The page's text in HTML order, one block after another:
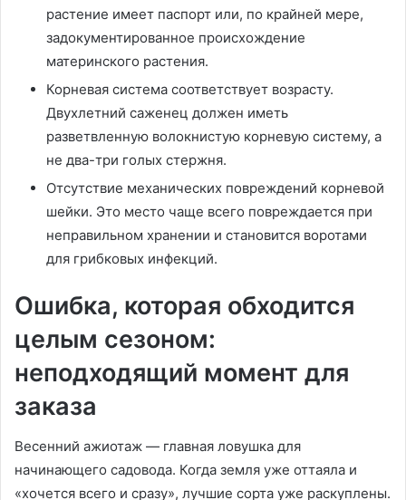
растение имеет паспорт или, по крайней мере,
задокументированное происхождение
материнского растения.
Корневая система соответствует возрасту.
Двухлетний саженец должен иметь
разветвленную волокнистую корневую систему, а
не два-три голых стержня.
Отсутствие механических повреждений корневой
шейки. Это место чаще всего повреждается при
неправильном хранении и становится воротами
для грибковых инфекций.
Ошибка, которая обходится
целым сезоном:
неподходящий момент для
заказа
Весенний ажиотаж — главная ловушка для
начинающего садовода. Когда земля уже оттаяла и
«хочется всего и сразу», лучшие сорта уже раскуплены.